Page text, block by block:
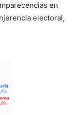
en
electoral,